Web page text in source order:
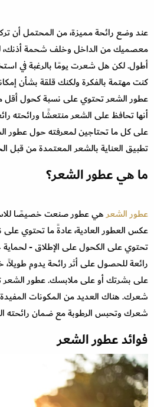
عند وضع رائحة مميزة، من المحتمل أن
معصميك من الداخل وخلف شحمة أذنك،
أطول. لكن هل شعرت يومًا بالرغبة في
كنت مهتمة بالفكرة ولكنك قلقة بشأن
عطور الشعر تحتوي على نسبة كحول أقل من
أنها تحافظ على الشعر منتعشًا ورائحته
على كل ما تحتاجين لمعرفته حول عطور
تطبيق العناية بالشعر المعتمدة من قبل
ما هي عطور الشعر؟
عطور الشعرهي عطور صنعت خصيصًا
عكس العطور العادية، عادةً ما تحتوي
تحتوي على الكحول على الإطلاق -
رائعة للحصول على أثر رائحة يدوم
على بشرتك أو على ملابسك. عطور
شعرك. هناك العديد من المكونات
شعرك وتحبس الرطوبة مع ضمان رائحته
فوائد عطور الشعر